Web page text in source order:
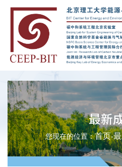
最新
您现在的位置：首页-